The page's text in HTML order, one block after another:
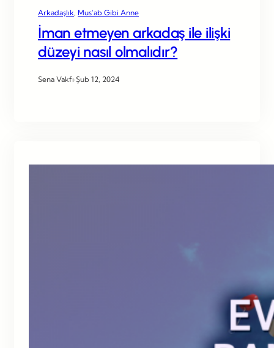
Arkadaşlık Mus’ab Gibi Anne
İman etmeyen arkadaş ile ilişki
düzeyi nasıl olmalıdır?
Sena Vakfı·Şub 12, 2024